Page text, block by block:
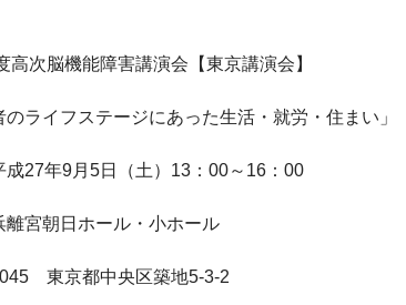
高次脳機能障害講演会【東京講演会】
のライフステージにあった生活・就労・住まい」
成27年9月5日（土）13：00～16：00
離宮朝日ホール・小ホール
　東京都中央区築地5-3-2